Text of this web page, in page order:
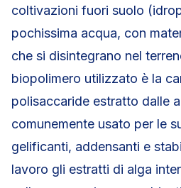
coltivazioni fuori suolo
pochissima acqua, con
che si disintegrano nel
biopolimero utilizzato è la
polisaccaride estratto dalle
comunemente usato per le
gelificanti, addensanti e
lavoro gli estratti di alga